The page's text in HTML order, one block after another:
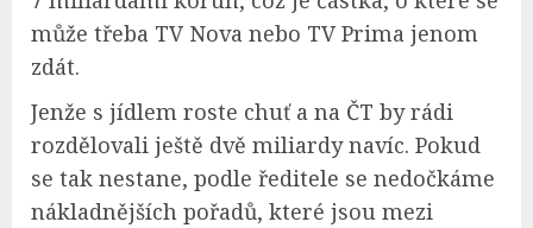
může třeba TV Nova nebo TV Prima jenom
zdát.
Jenže s jídlem roste chuť a na ČT by rádi
rozdělovali ještě dvě miliardy navíc. Pokud
se tak nestane, podle ředitele se nedočkáme
nákladnějších pořadů, které jsou mezi